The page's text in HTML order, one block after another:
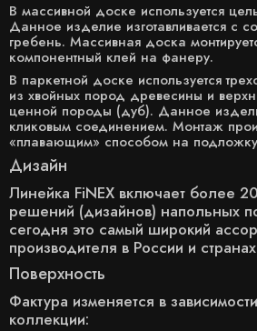
В массивной доске используется
Данное изделие изготавливается с
гребень. Массивная доска
компонентный клей на фанеру.
В паркетной доске используется
из хвойных пород древесины и
ценной породы (дуб). Данное
кликовым соединением. Монтаж
«плавающим» способом на
Дизайн
Линейка FiNEX включает более
решений (дизайнов) напольных
сегодня это самый широкий
производителя в России и
Поверхность
Фактура изменяется в
коллекции: